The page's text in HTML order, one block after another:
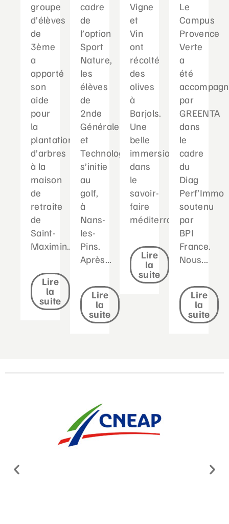
groupe
d’élèves
de
3ème
a
apporté
son
aide
pour
la
plantation
d’arbres
à la
maison
de
retraite
de
Saint-
Maximin....
Lire
la
suite
cadre
de
l’option
Sport
Nature,
les
élèves
de
2nde
Générale
et
Technologique
s’initie
au
golf,
à
Nans-
les-
Pins.
Après...
Lire
la
suite
Vigne
et
Vin
ont
récolté
des
olives
à
Barjols.
Une
belle
immersion
dans
le
savoir-
faire
méditerranéen...
Lire
la
suite
Le
Campus
Provence
Verte
a
été
par
GREENTA
dans
le
cadre
du
Diag
Perf’Immo
soutenu
par
BPI
France.
Nous...
Lire
la
suite